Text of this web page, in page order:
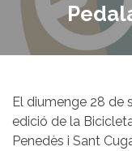
El diumenge 28 de
edició de la
Penedès i Sant